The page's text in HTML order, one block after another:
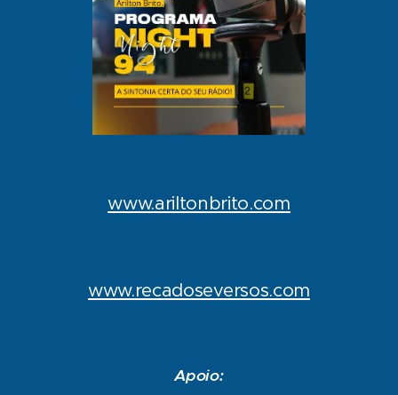
www.ariltonbrito.com
www.recadoseversos.com
Apoio: